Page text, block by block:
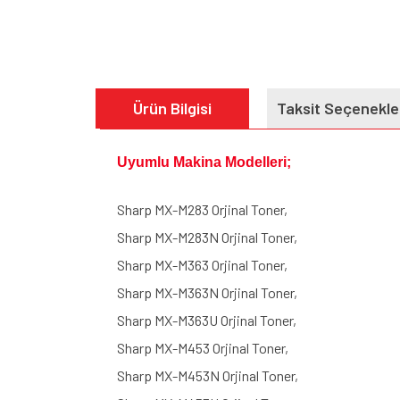
Ürün Bilgisi Taksit
Uyumlu Makina Modelleri;
Sharp MX-M283 Orjinal Toner,
Sharp MX-M283N Orjinal Toner,
Sharp MX-M363 Orjinal Toner,
Sharp MX-M363N Orjinal Toner,
Sharp MX-M363U Orjinal Toner,
Sharp MX-M453 Orjinal Toner,
Sharp MX-M453N Orjinal Toner,